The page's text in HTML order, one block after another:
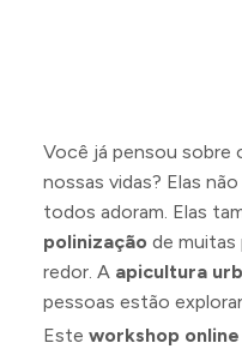
Você já pensou sobre
nossas vidas? Elas
todos adoram. Elas
polinização de muitas
redor. A apicultura
pessoas estão
Este workshop online